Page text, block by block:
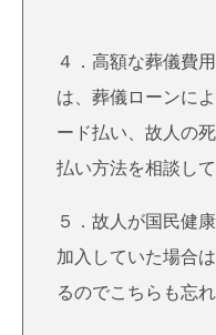
４．高額な葬儀費
は、葬儀ローンに
ード払い、故人の
払い方法を相談して
５．故人が国民健
加入していた場合
るのでこちらも忘